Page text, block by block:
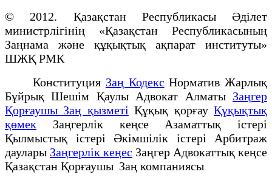
© 2012. Қазақстан Республикасы Әділет
министрлігінің «Қазақстан Республикасының
Заңнама және құқықтық ақпарат институты»
ШЖҚ РМК
Конституция Заң Кодекс Норматив Жарлық
Бұйрық Шешім Қаулы Адвокат Алматы Заңгер
Қорғаушы Заң қызметі Құқық қорғауҚұқықтық
қөмек Заңгерлік кеңсе Азаматтық істері
Қылмыстық істері Әкімшілік істері Арбитраж
даулары Заңгерлік кеңес Заңгер Адвокаттық кеңсе
Қазақстан Қорғаушы Заң компаниясы